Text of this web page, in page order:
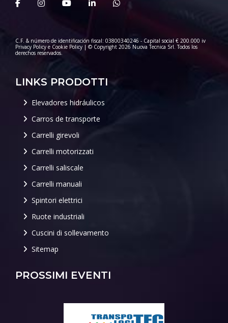
C.F. & número de identificación fiscal: 03800340246 - Capital social € 200.000 iv
Privacy Policy e Cookie Policy | © Copyright 2026 Nuova Tecnica Srl. Todos los
derechos reservados.
LINKS PRODOTTI
Elevadores hidráulicos
Carros de transporte
Carrelli girevoli
Carrelli motorizzati
Carrelli saliscale
Carrelli manuali
Spintori elettrici
Ruote industriali
Cuscini di sollevamento
Sitemap
PROSSIMI EVENTI